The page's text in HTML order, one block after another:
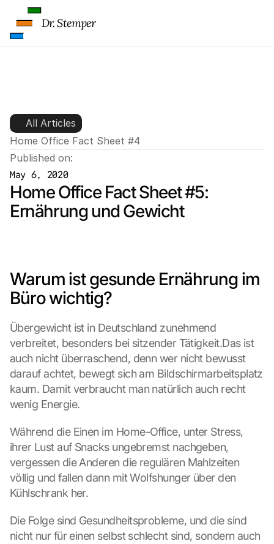
Ernährung und Gewicht
All Articles
Home Office Fact Sheet #4
Published on:
May 6, 2020
Home Office Fact Sheet #5:
Ernährung und Gewicht
Warum ist gesunde Ernährung im
Büro wichtig?
Übergewicht ist in Deutschland zunehmend
verbreitet, besonders bei sitzender Tätigkeit.Das ist
auch nicht überraschend, denn wer nicht bewusst
darauf achtet, bewegt sich am Bildschirmarbeitsplatz
kaum. Damit verbraucht man natürlich auch recht
wenig Energie.
Während die Einen im Home-Office, unter Stress,
ihrer Lust auf Snacks ungebremst nachgeben,
vergessen die Anderen die regulären Mahlzeiten
völlig und fallen dann mit Wolfshunger über den
Kühlschrank her.
Die Folge sind Gesundheitsprobleme, und die sind
nicht nur für einen selbst schlecht sind, sondern auch
Dr. Stemper